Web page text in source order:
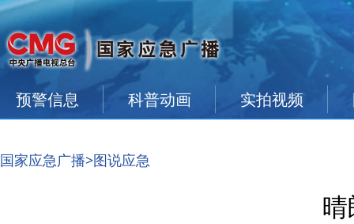
预警信息 科普动画 实拍视频
国家应急广播>图说应急